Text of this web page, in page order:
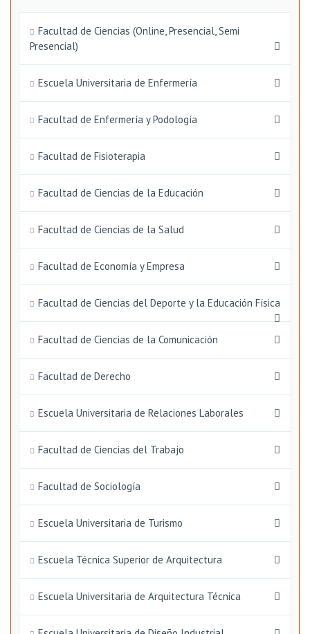
Facultad de Ciencias (Online, Presencial, Semi
Presencial)
Escuela Universitaria de Enfermería
Facultad de Enfermería y Podología
Facultad de Fisioterapia
Facultad de Ciencias de la Educación
Facultad de Ciencias de la Salud
Facultad de Economía y Empresa
Facultad de Ciencias del Deporte y la Educación Física
Facultad de Ciencias de la Comunicación
Facultad de Derecho
Escuela Universitaria de Relaciones Laborales
Facultad de Ciencias del Trabajo
Facultad de Sociología
Escuela Universitaria de Turismo
Escuela Técnica Superior de Arquitectura
Escuela Universitaria de Arquitectura Técnica